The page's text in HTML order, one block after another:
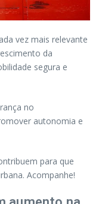
vez mais relevante
da
segura e
no
autonomia e
para que
Acompanhe!